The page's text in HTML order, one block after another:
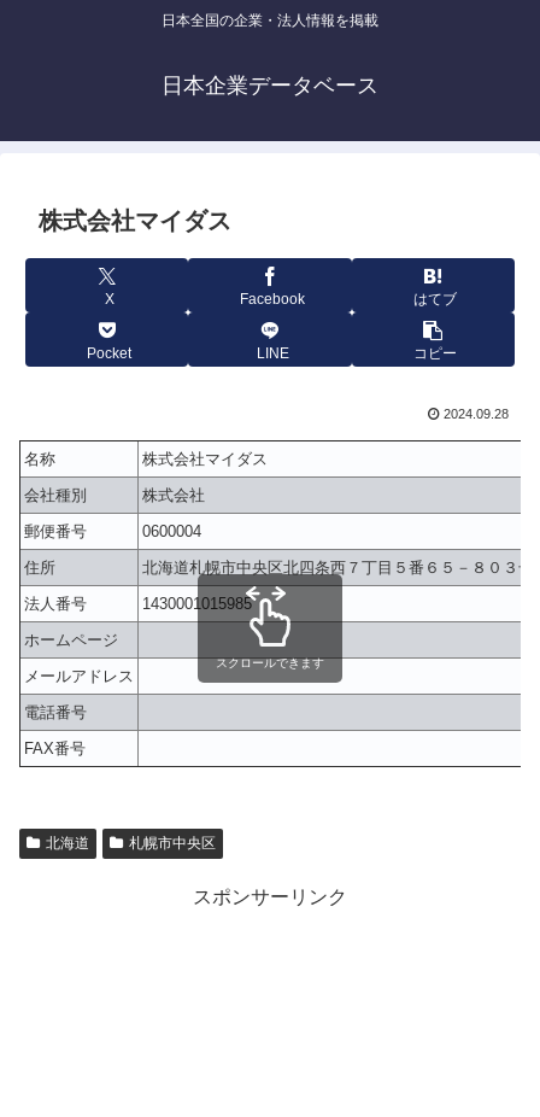
日本全国の企業・法人情報を掲載
日本企業データベース
株式会社マイダス
X Facebook はてブ
Pocket LINE コピー
2024.09.28
名称
株式会社マイダス
会社種別
株式会社
郵便番号
0600004
住所
北海道札幌市中央区北四条西７丁目５番６５－８０３号
法人番号
1430001015985
ホームページ
メールアドレス
電話番号
FAX番号
スクロールできます
北海道 札幌市中央区
スポンサーリンク